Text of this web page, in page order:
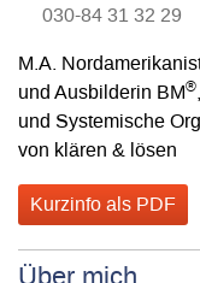
030-84 31 32 29
M.A.
und Ausbilderin BM®
und Systemische
von klären & lösen
Kurzinfo als PDF